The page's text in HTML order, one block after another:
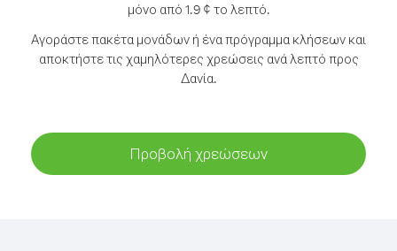
μόνο από 1.9 ¢ το λεπτό.
Αγοράστε πακέτα μονάδων ή ένα πρόγραμμα κλήσεων και
αποκτήστε τις χαμηλότερες χρεώσεις ανά λεπτό προς
Δανία.
Προβολή χρεώσεων